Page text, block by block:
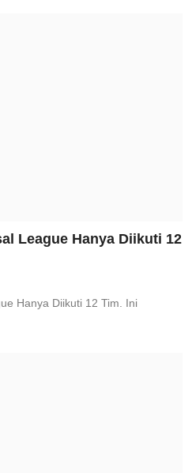
League Hanya Diikuti 12
Hanya Diikuti 12 Tim. Ini